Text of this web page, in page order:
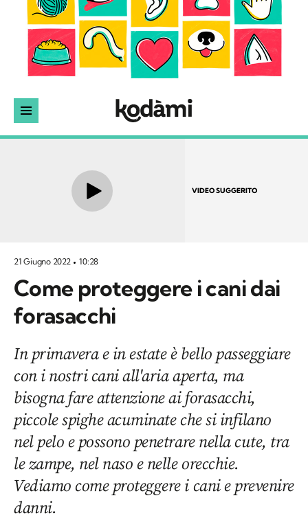
VIDEO SUGGERITO
21 Giugno 2022 10:28
Come proteggere i cani dai
forasacchi
In primavera e in estate è bello passeggiare
con i nostri cani all'aria aperta, ma
bisogna fare attenzione ai forasacchi,
piccole spighe acuminate che si infilano
nel pelo e possono penetrare nella cute, tra
le zampe, nel naso e nelle orecchie.
Vediamo come proteggere i cani e prevenire
danni.